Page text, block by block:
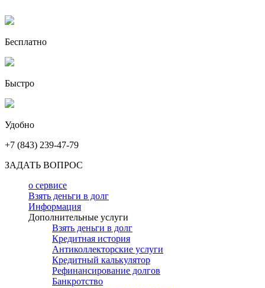
Бесплатно
Быстро
Удобно
+7 (843) 239-47-79
ЗАДАТЬ ВОПРОС
о сервисе
Взять деньги в долг
Информация
Дополнительные услуги
Взять деньги в долг
Кредитная история
Антиколлекторские услуги
Кредитный калькулятор
Рефинансирование долгов
Банкротство